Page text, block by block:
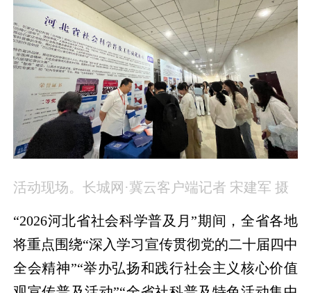
活动现场。长城网·冀云客户端记者 宋建军 摄
“2026河北省社会科学普及月”期间，全省各地
将重点围绕“深入学习宣传贯彻党的二十届四中
全会精神”“举办弘扬和践行社会主义核心价值